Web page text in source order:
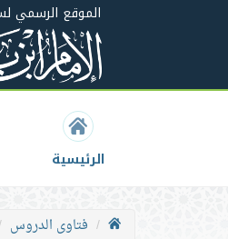
الموقع الرسمي
الرئيسية
فتاوى الدروس